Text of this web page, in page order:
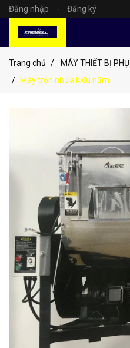
Đăng nhập - Đăng ký
Trang chủ
MÁY THIẾT BỊ
Máy trộn nhựa kiểu nằm